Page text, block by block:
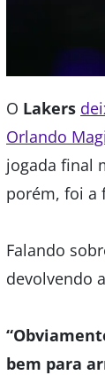
O Lakers
Orlando
jogada final
porém, foi a
Falando
devolvendo
bem para